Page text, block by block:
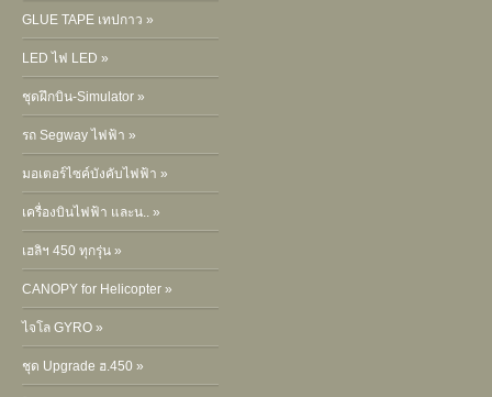
GLUE TAPE เทปกาว »
LED ไฟ LED »
ชุดฝึกบิน-Simulator »
รถ Segway ไฟฟ้า »
มอเตอร์ไซค์บังคับไฟฟ้า »
เครื่องบินไฟฟ้า และน.. »
เฮลิฯ 450 ทุกรุ่น »
CANOPY for Helicopter »
ไจโล GYRO »
ชุด Upgrade ฮ.450 »